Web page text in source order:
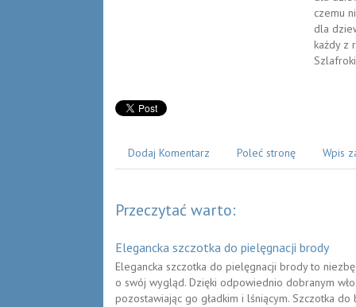
czemu
dla
każdy z
Dodaj Komentarz Poleć stronę Wpis
Przeczytać warto:
Elegancka szczotka do pielęgnacji brody
Elegancka szczotka do pielęgnacji brody to
o swój wygląd. Dzięki odpowiednio dobranym
pozostawiając go gładkim i lśniącym. Szczotka